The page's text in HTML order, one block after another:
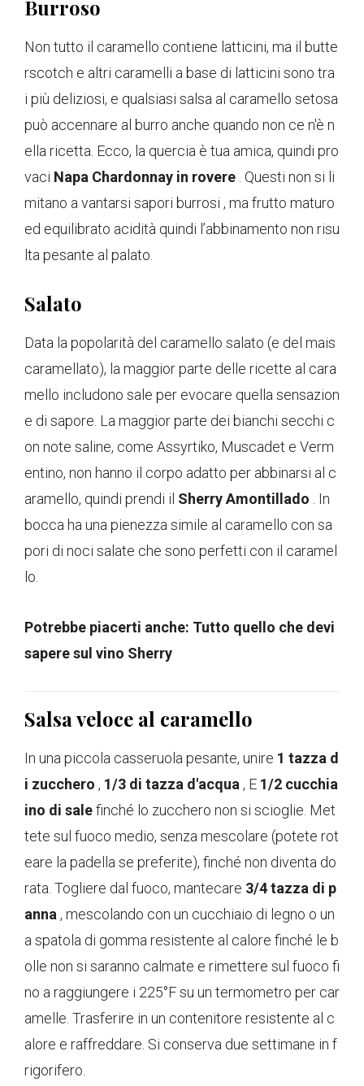
Burroso
Non tutto il caramello contiene latticini, ma il butte
rscotch e altri caramelli a base di latticini sono tra
i più deliziosi, e qualsiasi salsa al caramello setosa
può accennare al burro anche quando non ce n'è n
ella ricetta. Ecco, la quercia è tua amica, quindi pro
vaci Napa Chardonnay in rovere . Questi non si li
mitano a vantarsi sapori burrosi , ma frutto maturo
ed equilibrato acidità quindi l’abbinamento non risu
lta pesante al palato.
Salato
Data la popolarità del caramello salato (e del mais
caramellato), la maggior parte delle ricette al cara
mello includono sale per evocare quella sensazion
e di sapore. La maggior parte dei bianchi secchi c
on note saline, come Assyrtiko, Muscadet e Verm
entino, non hanno il corpo adatto per abbinarsi al c
aramello, quindi prendi il Sherry Amontillado . In
bocca ha una pienezza simile al caramello con sa
pori di noci salate che sono perfetti con il caramel
lo.
Potrebbe piacerti anche: Tutto quello che devi
sapere sul vino Sherry
Salsa veloce al caramello
In una piccola casseruola pesante, unire 1 tazza d
i zucchero , 1/3 di tazza d'acqua, E 1/2 cucchia
ino di salefinché lo zucchero non si scioglie. Met
tete sul fuoco medio, senza mescolare (potete rot
eare la padella se preferite), finché non diventa do
rata. Togliere dal fuoco, mantecare 3/4 tazza di p
anna, mescolando con un cucchiaio di legno o un
a spatola di gomma resistente al calore finché le b
olle non si saranno calmate e rimettere sul fuoco fi
no a raggiungere i 225°F su un termometro per car
amelle. Trasferire in un contenitore resistente al c
alore e raffreddare. Si conserva due settimane in f
rigorifero.